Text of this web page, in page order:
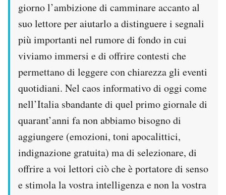
giorno l’ambizione di camminare accanto al
suo lettore per aiutarlo a distinguere i segnali
più importanti nel rumore di fondo in cui
viviamo immersi e di offrire contesti che
permettano di leggere con chiarezza gli eventi
quotidiani. Nel caos informativo di oggi come
nell’Italia sbandante di quel primo giornale di
quarant’anni fa non abbiamo bisogno di
aggiungere (emozioni, toni apocalittici,
indignazione gratuita) ma di selezionare, di
offrire a voi lettori ciò che è portatore di senso
e stimola la vostra intelligenza e non la vostra